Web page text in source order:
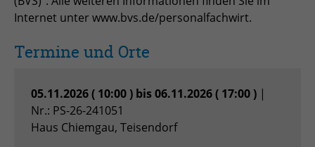
Internet unter www.bvs.de/personalfachwirt.
Termine und Orte
05.11.2026 ( 10:00 ) bis 06.11.2026 ( 17:00 ) |
Nr.: PS-26-241051
Haus Chiemgau, Teisendorf
Laufzeit Session
Anbieter TYPO3